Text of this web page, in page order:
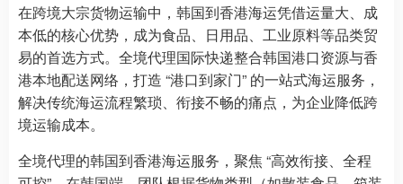
在跨境大宗货物运输中，韩国到香港海运凭借运量大、成
本低的核心优势，成为食品、日用品、工业原料等品类贸
易的首选方式。全境代理国际快递整合韩国港口资源与香
港本地配送网络，打造 “港口到家门” 的一站式海运服务，
解决传统海运流程繁琐、衔接不畅的痛点，为企业降低跨
境运输成本。
全境代理的韩国到香港海运服务，聚焦 “高效衔接、全程